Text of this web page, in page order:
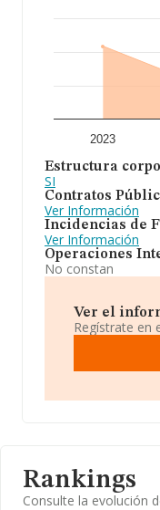
2023
Estructura
SI
Contratos
Ver Información
Incidencias de
Ver Información
Operaciones
No constan
Ver el
Regístrate en
Rankings
Consulte la evolución